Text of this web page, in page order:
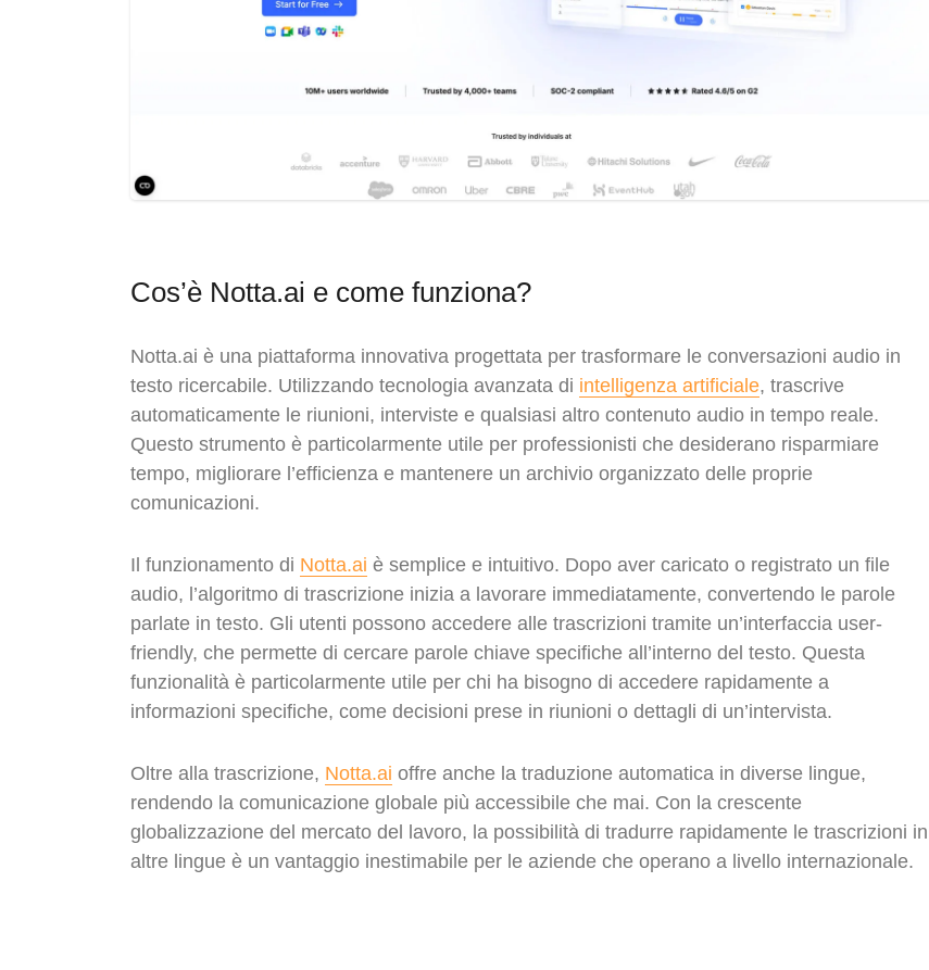
Cos’è Notta.ai e come funziona?
Notta.ai è una piattaforma innovativa progettata per trasformare le conversazioni audio in
testo ricercabile. Utilizzando tecnologia avanzata di intelligenza artificiale, trascrive
automaticamente le riunioni, interviste e qualsiasi altro contenuto audio in tempo reale.
Questo strumento è particolarmente utile per professionisti che desiderano risparmiare
tempo, migliorare l’efficienza e mantenere un archivio organizzato delle proprie
comunicazioni.
Il funzionamento di Notta.ai è semplice e intuitivo. Dopo aver caricato o registrato un file
audio, l’algoritmo di trascrizione inizia a lavorare immediatamente, convertendo le parole
parlate in testo. Gli utenti possono accedere alle trascrizioni tramite un’interfaccia user-
friendly, che permette di cercare parole chiave specifiche all’interno del testo. Questa
funzionalità è particolarmente utile per chi ha bisogno di accedere rapidamente a
informazioni specifiche, come decisioni prese in riunioni o dettagli di un’intervista.
Oltre alla trascrizione, Notta.ai offre anche la traduzione automatica in diverse lingue,
rendendo la comunicazione globale più accessibile che mai. Con la crescente
globalizzazione del mercato del lavoro, la possibilità di tradurre rapidamente le trascrizioni in
altre lingue è un vantaggio inestimabile per le aziende che operano a livello internazionale.